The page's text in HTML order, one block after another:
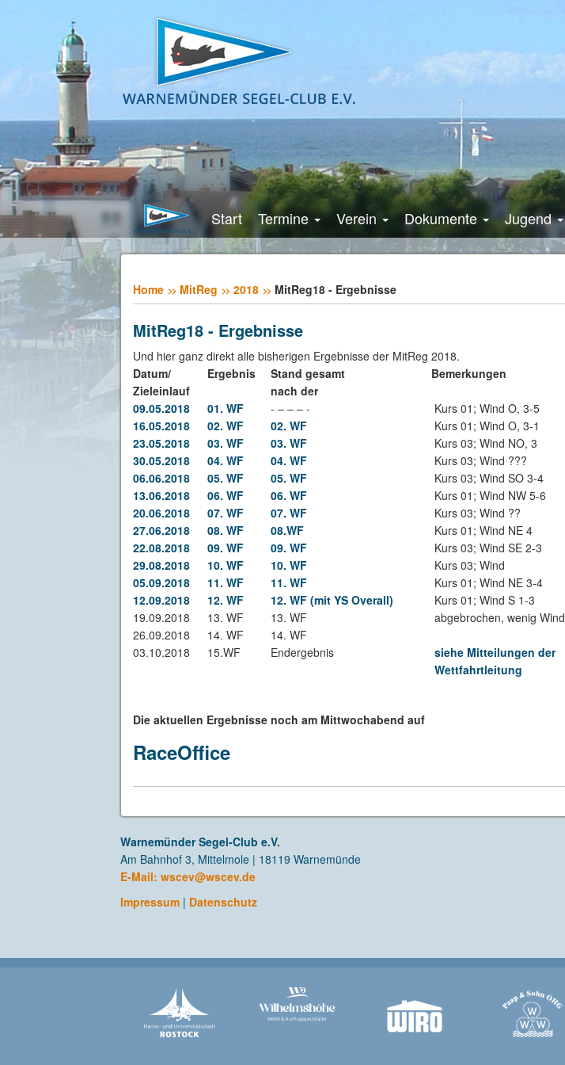
Start Termine Verein Dokumente Jugend
Home MitReg 2018 MitReg18 - Ergebnisse
MitReg18 - Ergebnisse
Und hier ganz direkt alle bisherigen Ergebnisse der MitReg 2018.
Datum/
Zieleinlauf
Ergebnis
Stand gesamt
nach der
Bemerkungen
09.05.2018 01. WF - – – – -
Kurs 01; Wind O, 3-5
16.05.2018
02. WF 02. WF
Kurs 01; Wind O, 3-1
23.05.2018
03. WF 03. WF
Kurs 03; Wind NO, 3
30.05.2018
04. WF 04. WF
Kurs 03; Wind ???
06.06.2018
05. WF 05. WF
Kurs 03; Wind SO 3-4
13.06.2018
06. WF 06. WF
Kurs 01; Wind NW 5-6
20.06.2018
07. WF 07. WF
Kurs 03; Wind ??
27.06.2018
08. WF 08.WF
Kurs 01; Wind NE 4
22.08.2018
09. WF 09. WF
Kurs 03; Wind SE 2-3
29.08.2018
10. WF 10. WF
Kurs 03; Wind
05.09.2018
11. WF 11. WF
Kurs 01; Wind NE 3-4
12.09.2018
12. WF 12. WF (mit YS Overall)
Kurs 01; Wind S 1-3
19.09.2018
13. WF 13. WF
abgebrochen, wenig Wind
26.09.2018
14. WF
14. WF
03.10.2018
15.WF Endergebnis
siehe Mitteilungen der
Wettfahrtleitung
Die aktuellen Ergebnisse noch am Mittwochabend auf
RaceOffice
Warnemünder Segel-Club e.V.
Am Bahnhof 3, Mittelmole | 18119 Warnemünde
E-Mail: wscev@wscev.de
Impressum | Datenschutz